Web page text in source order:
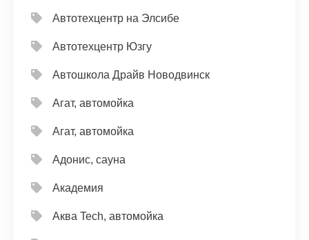
Автотехцентр на Элсибе
Автотехцентр Юзгу
Автошкола Драйв Новодвинск
Агат, автомойка
Агат, автомойка
Адонис, сауна
Академия
Аква Tech, автомойка